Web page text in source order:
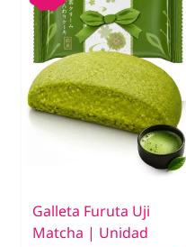
Galleta Furuta Uji
Matcha | Unidad